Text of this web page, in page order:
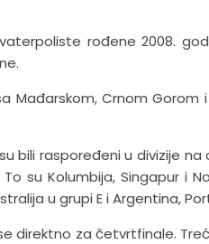
rođene 2008.
Mađarskom, Crnom Gorom
bili raspoređeni u divizije
su Kolumbija, Singapur i
u grupi E i Argentina,
direktno za četvrtfinale.